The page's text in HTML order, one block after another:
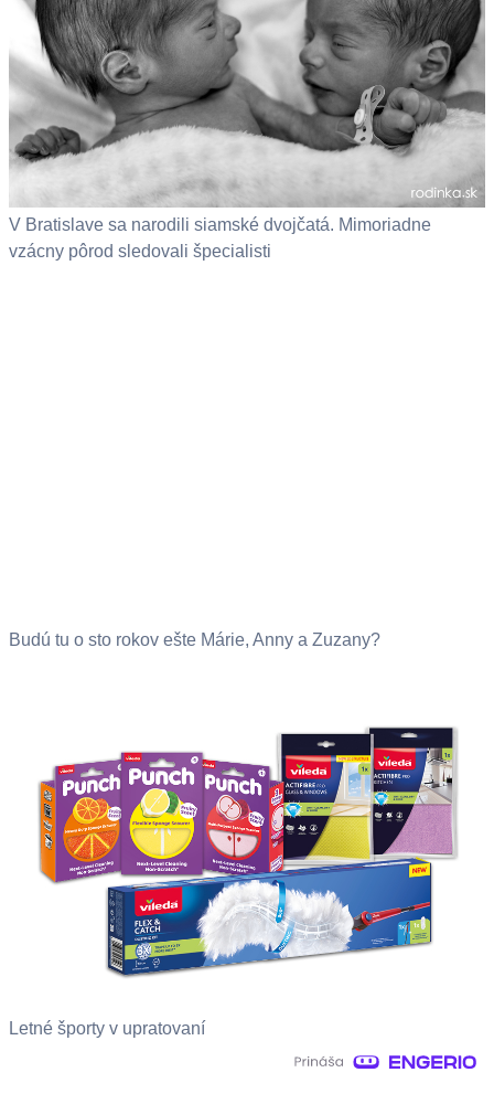
V Bratislave sa narodili siamské dvojčatá. Mimoriadne
vzácny pôrod sledovali špecialisti
Budú tu o sto rokov ešte Márie, Anny a Zuzany?
Letné športy v upratovaní